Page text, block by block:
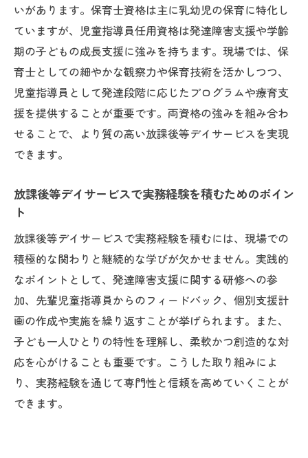
いがあります。保育士資格は主に乳幼児の保育に特化し
ていますが、児童指導員任用資格は発達障害支援や学齢
期の子どもの成長支援に強みを持ちます。現場では、保
育士としての細やかな観察力や保育技術を活かしつつ、
児童指導員として発達段階に応じたプログラムや療育支
援を提供することが重要です。両資格の強みを組み合わ
せることで、より質の高い放課後等デイサービスを実現
できます。
放課後等デイサービスで実務経験を積むためのポイン
ト
放課後等デイサービスで実務経験を積むには、現場での
積極的な関わりと継続的な学びが欠かせません。実践的
なポイントとして、発達障害支援に関する研修への参
加、先輩児童指導員からのフィードバック、個別支援計
画の作成や実施を繰り返すことが挙げられます。また、
子ども一人ひとりの特性を理解し、柔軟かつ創造的な対
応を心がけることも重要です。こうした取り組みによ
り、実務経験を通じて専門性と信頼を高めていくことが
できます。